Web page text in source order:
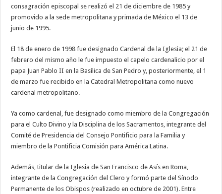
consagración episcopal se realizó el 21 de diciembre de 1985 y
promovido a la sede metropolitana y primada de México el 13 de
junio de 1995.
El 18 de enero de 1998 fue designado Cardenal de la Iglesia; el 21 de
febrero del mismo año le fue impuesto el capelo cardenalicio por el
papa Juan Pablo II en la Basílica de San Pedro y, posteriormente, el 1
de marzo fue recibido en la Catedral Metropolitana como nuevo
cardenal metropolitano.
Ya como cardenal, fue designado como miembro de la Congregación
para el Culto Divino y la Disciplina de los Sacramentos, integrante del
Comité de Presidencia del Consejo Pontificio para la Familia y
miembro de la Pontificia Comisión para América Latina.
Además, titular de la Iglesia de San Francisco de Asís en Roma,
integrante de la Congregación del Clero y formó parte del Sínodo
Permanente de los Obispos (realizado en octubre de 2001). Entre